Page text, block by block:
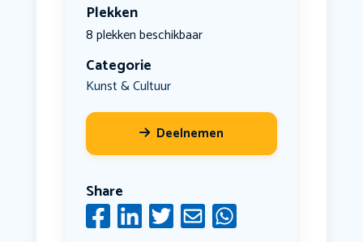
Plekken
8 plekken beschikbaar
Categorie
Kunst & Cultuur
Deelnemen
Share